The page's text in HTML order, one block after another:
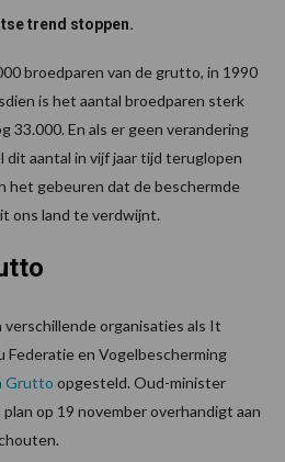
trend stoppen.
broedparen van de grutto, in 1990
is het aantal broedparen sterk
33.000. En als er geen verandering
dit aantal in vijf jaar tijd teruglopen
het gebeuren dat de beschermde
ons land te verdwijnt.
organisaties als It
Federatie en Vogelbescherming
Grutto opgesteld. Oud-minister
op 19 november overhandigt aan